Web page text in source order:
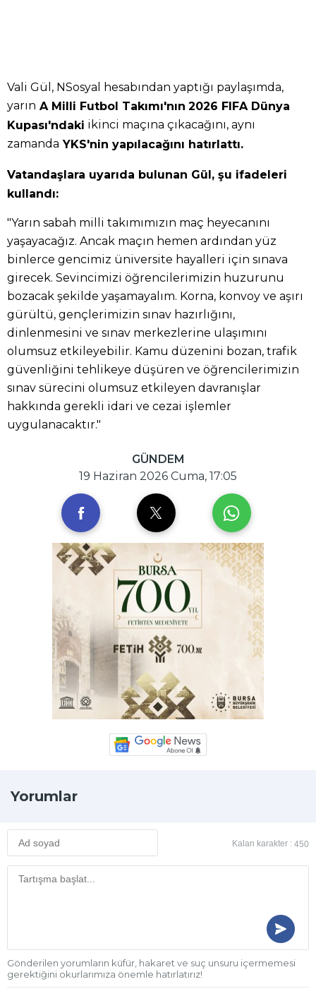
Vali Gül, NSosyal hesabından yaptığı paylaşımda,
yarın A Milli Futbol Takımı'nın 2026 FIFA Dünya
Kupası'ndaki ikinci maçına çıkacağını, aynı
zamanda YKS'nin yapılacağını hatırlattı.
Vatandaşlara uyarıda bulunan Gül, şu ifadeleri
kullandı:
"Yarın sabah milli takımımızın maç heyecanını
yaşayacağız. Ancak maçın hemen ardından yüz
binlerce gencimiz üniversite hayalleri için sınava
girecek. Sevincimizi öğrencilerimizin huzurunu
bozacak şekilde yaşamayalım. Korna, konvoy ve aşırı
gürültü, gençlerimizin sınav hazırlığını,
dinlenmesini ve sınav merkezlerine ulaşımını
olumsuz etkileyebilir. Kamu düzenini bozan, trafik
güvenliğini tehlikeye düşüren ve öğrencilerimizin
sınav sürecini olumsuz etkileyen davranışlar
hakkında gerekli idari ve cezai işlemler
uygulanacaktır."
GÜNDEM
19 Haziran 2026 Cuma, 17:05
Yorumlar
Kalan karakter : 450
Gönderilen yorumların küfür, hakaret ve suç unsuru içermemesi
gerektiğini okurlarımıza önemle hatırlatırız!